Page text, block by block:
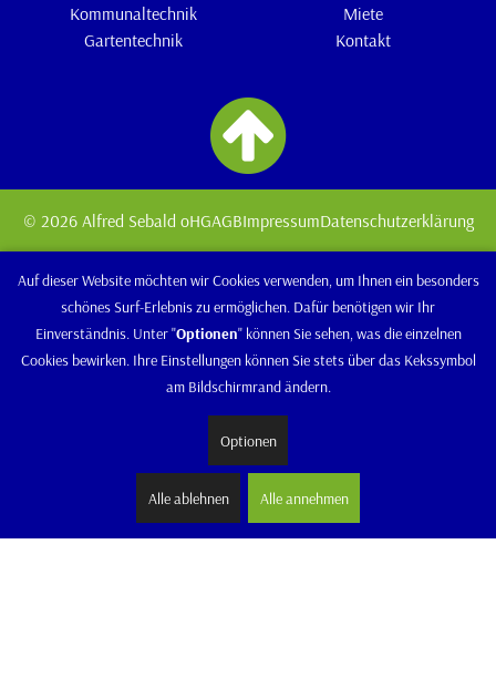
Kommunaltechnik
Gartentechnik
Miete
Kontakt
© 2026 Alfred Sebald oHGAGBImpressumDatenschutzerklärung
Auf dieser Website möchten wir Cookies verwenden, um Ihnen ein besonders
schönes Surf-Erlebnis zu ermöglichen. Dafür benötigen wir Ihr
Einverständnis. Unter "Optionen" können Sie sehen, was die einzelnen
Cookies bewirken. Ihre Einstellungen können Sie stets über das Kekssymbol
am Bildschirmrand ändern.
Optionen
Alle ablehnen Alle annehmen